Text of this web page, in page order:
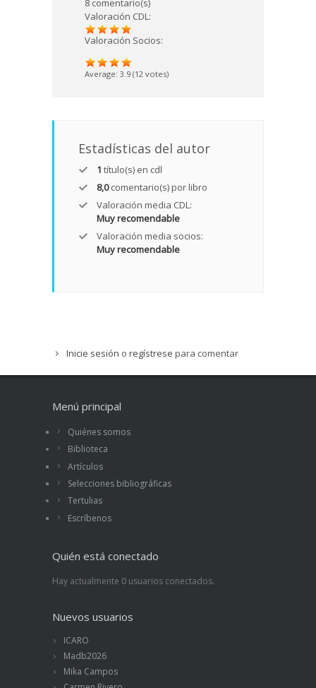
8 comentario(s)
Valoración CDL:
Valoración Socios:
Average: 3.9 (12 votes)
Estadísticas del autor
1 título(s) en cdl
8,0comentario(s) por libro
Valoración media CDL:
Muy recomendable
Valoración media socios:
Muy recomendable
Inicie sesión o regístrese para comentar
Menú principal
Quiénes somos
Biblioteca
Artículos
Selecciones bibliográficas
Tertulias
Escríbenos
Quién está conectado
Hay actualmente 0 usuarios conectados.
Nuevos usuarios
ICARO
Madb2026
Mika Campos